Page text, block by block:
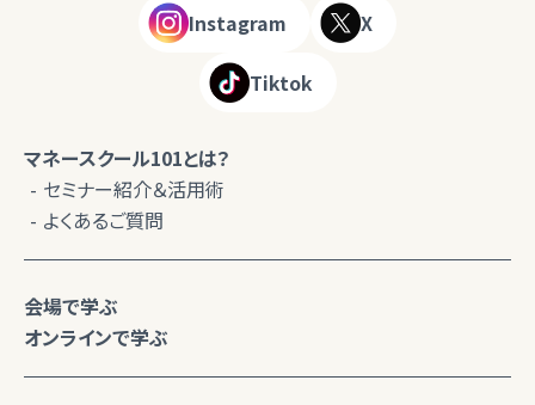
Instagram X
Tiktok
マネースクール101とは？
セミナー紹介＆活用術
よくあるご質問
会場で学ぶ
オンラインで学ぶ